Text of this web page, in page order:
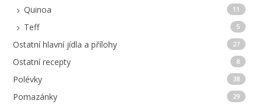
Quinoa 11
Teff 5
Ostatní hlavní jídla a přílohy 27
Ostatní recepty 8
Polévky 38
Pomazánky 29